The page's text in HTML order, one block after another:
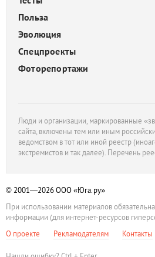
Польза
Эволюция
Спецпроекты
Фоторепортажи
Люди и организации, маркированные
сайта, включены тем или иным
ведомством в тот или иной реестр
экстремистов и так далее). Перечень
© 2001—2026ООО «Юга.ру»
При использовании материалов
информации (для интернет-ресурсов
О проекте
Рекламодателям Контакты